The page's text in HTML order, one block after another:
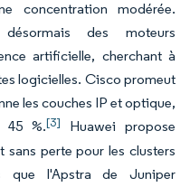
concentration modérée.
des moteurs
artificielle, cherchant à
logicielles. Cisco promeut
les couches IP et optique,
45 %.[3]
Huawei propose
sans perte pour les clusters
que l'Apstra de Juniper